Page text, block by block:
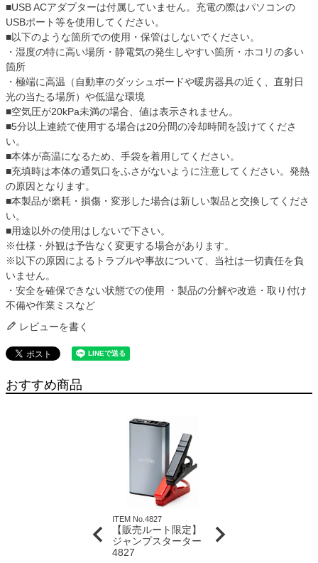
■USB ACアダプターは付属していません。充電の際はパソコンの
USBポート等を使用してください。
■以下のような箇所での使用・保管はしないでください。
・湿度の特に高い場所・静電気の発生しやすい箇所・ホコリの多い
箇所
・極端に高温（自動車のダッシュボードや暖房器具の近く、直射日
光の当たる場所）や低温な環境
■空気圧が20kPa未満の場合、値は表示されません。
■5分以上連続で使用する場合は20分間の冷却時間を設けてくださ
い。
■本体が高温になるため、手袋を着用してください。
■充填時は本体の通気口をふさがないように注意してください。発熱
の原因となります。
■本製品が磨耗・損傷・変形した場合は新しい製品と交換してくださ
い。
■用途以外の使用はしないで下さい。
※仕様・外観は予告なく変更する場合があります。
※以下の原因によるトラブルや事故について、当社は一切責任を負
いません。
・安全を確保できない状態での使用 ・製品の分解や改造・取り付け
不備や作業ミスなど
レビューを書く
おすすめ商品
ITEM No.4827
【販売ルート限定】
ジャンプスターター
4827